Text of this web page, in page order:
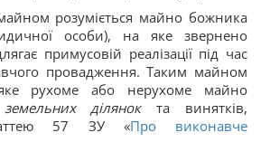
розуміється майно божника
особи), на яке звернено
примусовій реалізації під час
провадження. Таким майном
рухоме або нерухоме майно
ділянокта винятків,
57 ЗУ «Про виконавче